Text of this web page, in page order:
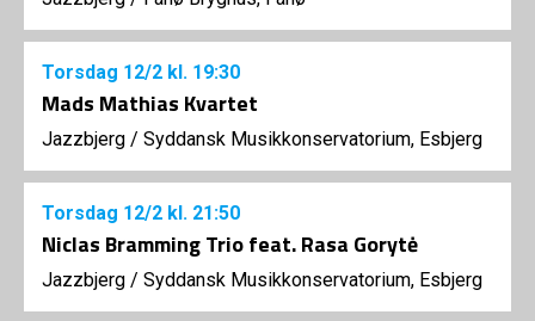
Torsdag 12/2 kl. 19:30
Mads Mathias Kvartet
Jazzbjerg / Syddansk Musikkonservatorium, Esbjerg
Torsdag 12/2 kl. 21:50
Niclas Bramming Trio feat. Rasa Gorytė
Jazzbjerg / Syddansk Musikkonservatorium, Esbjerg